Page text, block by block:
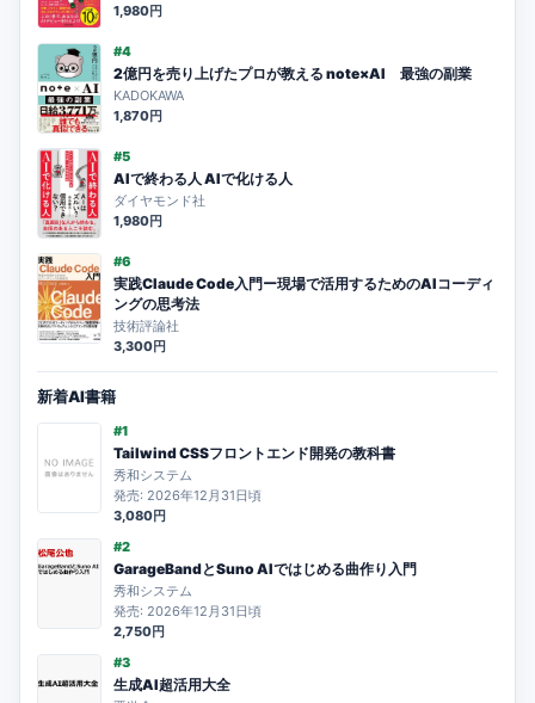
1,980円
#4
2億円を売り上げたプロが教える note×AI 最強の副業
KADOKAWA
1,870円
#5
AIで終わる人 AIで化ける人
ダイヤモンド社
1,980円
#6
実践Claude Code入門ー現場で活用するためのAIコーディ
ングの思考法
技術評論社
3,300円
新着AI書籍
#1
Tailwind CSSフロントエンド開発の教科書
秀和システム
発売: 2026年12月31日頃
3,080円
#2
GarageBandとSuno AIではじめる曲作り入門
秀和システム
発売: 2026年12月31日頃
2,750円
#3
生成AI超活用大全